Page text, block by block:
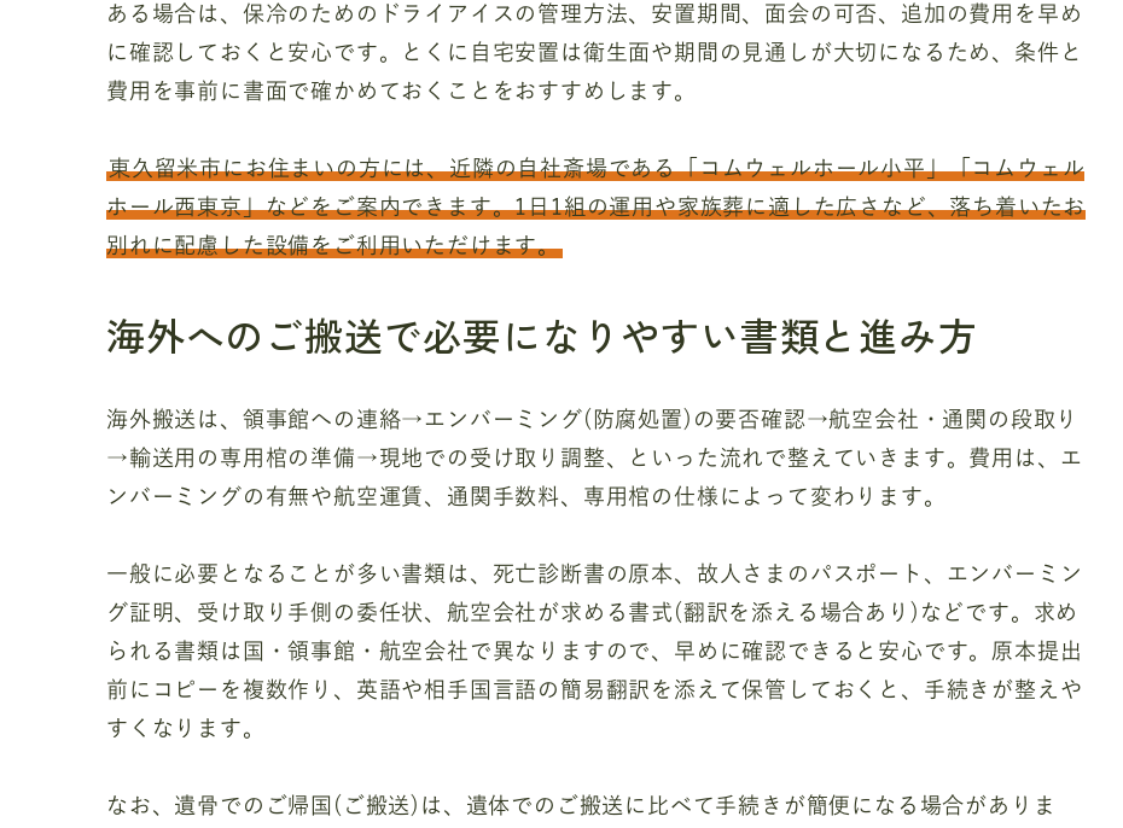
ある場合は、保冷のためのドライアイスの管理方法、安置期間、面会の可否、追加の費用を早め
に確認しておくと安心です。とくに自宅安置は衛生面や期間の見通しが大切になるため、条件と
費用を事前に書面で確かめておくことをおすすめします。
東久留米市にお住まいの方には、近隣の自社斎場である「コムウェルホール小平」「コムウェル
ホール西東京」などをご案内できます。1日1組の運用や家族葬に適した広さなど、落ち着いたお
別れに配慮した設備をご利用いただけます。
海外へのご搬送で必要になりやすい書類と進み方
海外搬送は、領事館への連絡→エンバーミング(防腐処置)の要否確認→航空会社・通関の段取り
→輸送用の専用棺の準備→現地での受け取り調整、といった流れで整えていきます。費用は、エ
ンバーミングの有無や航空運賃、通関手数料、専用棺の仕様によって変わります。
一般に必要となることが多い書類は、死亡診断書の原本、故人さまのパスポート、エンバーミン
グ証明、受け取り手側の委任状、航空会社が求める書式(翻訳を添える場合あり)などです。求め
られる書類は国・領事館・航空会社で異なりますので、早めに確認できると安心です。原本提出
前にコピーを複数作り、英語や相手国言語の簡易翻訳を添えて保管しておくと、手続きが整えや
すくなります。
なお、遺骨でのご帰国(ご搬送)は、遺体でのご搬送に比べて手続きが簡便になる場合がありま